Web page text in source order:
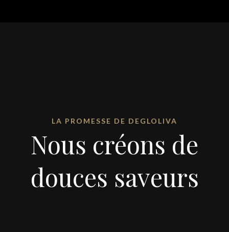
LA PROMESSE DE DEGLOLIVA
Nous créons de
douces saveurs